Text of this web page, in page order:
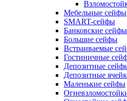
Мебельные сейфы
SMART-сейфы
Банковские сейфы
Большие сейфы
Встраиваемые
Гостиничные
Депозитные
Депозитные
Маленькие сейфы